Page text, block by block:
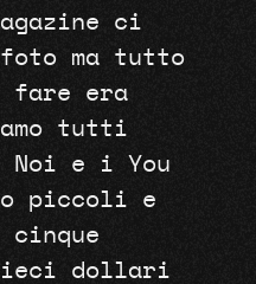
ci
ma tutto
fare era
tutti
Noi e i You
piccoli e
cinque
dollari